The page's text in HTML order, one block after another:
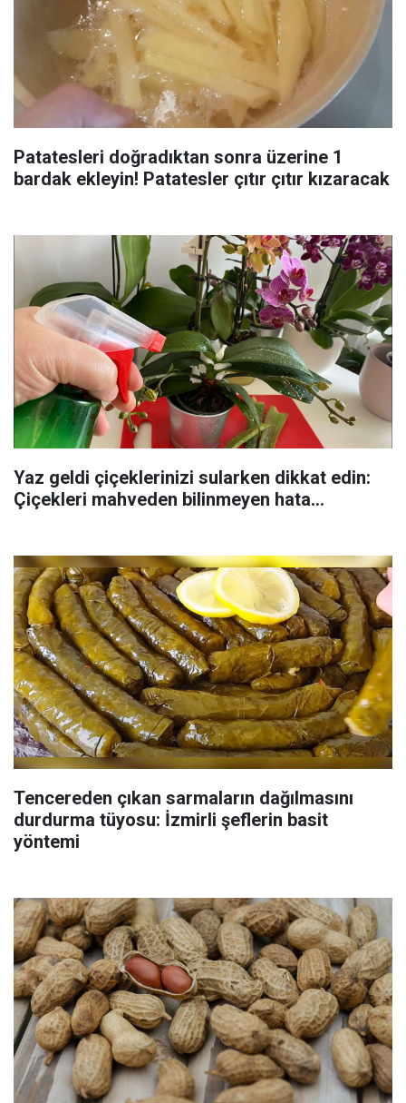
Patatesleri doğradıktan sonra üzerine 1
bardak ekleyin! Patatesler çıtır çıtır kızaracak
Yaz geldi çiçeklerinizi sularken dikkat edin:
Çiçekleri mahveden bilinmeyen hata...
Tencereden çıkan sarmaların dağılmasını
durdurma tüyosu: İzmirli şeflerin basit
yöntemi